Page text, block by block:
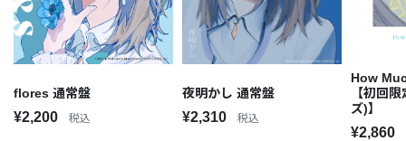
flores 通常盤
¥2,200 税込
夜明かし 通常盤
¥2,310 税込
How
【初回
ズ)】
¥2,860